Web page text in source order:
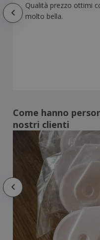
Qualità prezzo ottimi
molto bella.
Come hanno
nostri clienti